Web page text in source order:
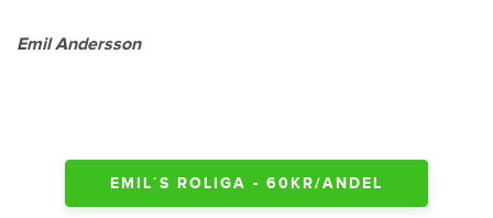
Emil Andersson
EMIL´S ROLIGA - 60KR/ANDEL